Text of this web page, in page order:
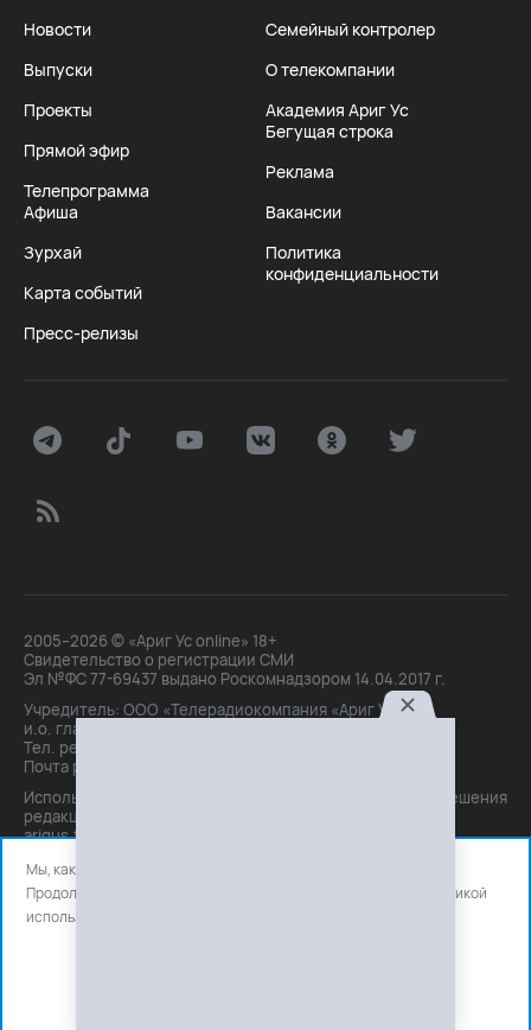
Новости
Выпуски
Проекты
Прямой эфир
Телепрограмма
Афиша
Зурхай
Карта событий
Пресс-релизы
Семейный контролер
О телекомпании
Академия Ариг Ус
Бегущая строка
Реклама
Вакансии
Политика
конфиденциальности
2005–2026 © «Ариг Ус online» 18+
Свидетельство о регистрации СМИ
Эл №ФС 77-69437 выдано Роскомнадзором 14.04.2017 г.
Учредитель: ООО «Телерадиокомпания «Ариг Ус»,
и.о. главного редактора: Маханова О.Б.
Тел. peдakции: +7(3012)21-30-14,
Почта peдakции: editor@arigus.tv
Использование материалов только с письменного разрешения
редакции. При цитировании прямая активная ссылка на
arigus.tv обязательна.
Мы, как и все используем файлы cookie и сервисы аналитики.
Продолжая использовать сайт, вы соглашаетесь с нашей
политикой
использования